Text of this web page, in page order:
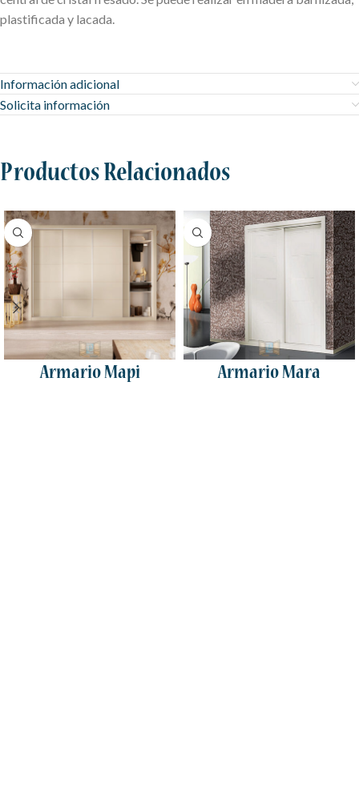
plastificada y lacada.
Información adicional
Solicita información
Productos Relacionados
Armario Mapi Armario Mara